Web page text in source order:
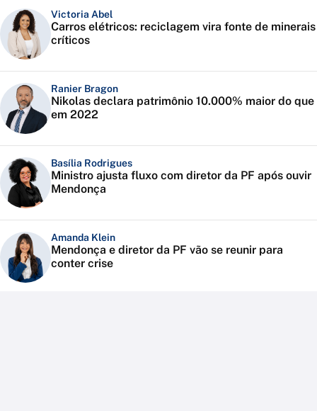
Victoria Abel
Carros elétricos: reciclagem vira fonte de minerais
críticos
Ranier Bragon
Nikolas declara patrimônio 10.000% maior do que
em 2022
Basília Rodrigues
Ministro ajusta fluxo com diretor da PF após ouvir
Mendonça
Amanda Klein
Mendonça e diretor da PF vão se reunir para
conter crise